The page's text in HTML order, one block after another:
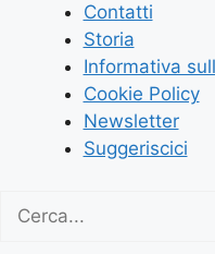
Contatti
Storia
Informativa
Cookie Policy
Newsletter
Suggeriscici
for: